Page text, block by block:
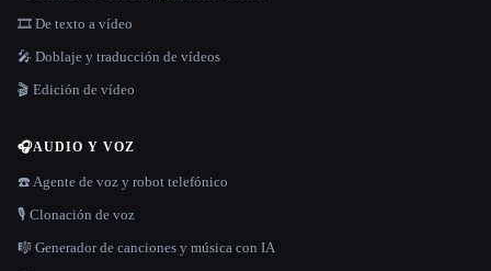
🎞️ De texto a vídeo
🎤 Doblaje y traducción de vídeos
🎬 Edición de vídeo
🎧AUDIO Y VOZ
☎️ Agente de voz y robot telefónico
🎙️ Clonación de voz
🎼 Generador de canciones y música con IA